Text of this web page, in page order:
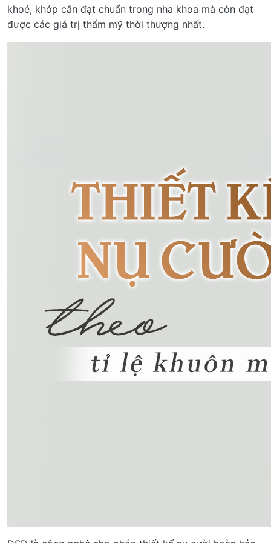
khoẻ, khớp cắn đạt chuẩn trong nha khoa mà còn đạt
được các giá trị thẩm mỹ thời thượng nhất.